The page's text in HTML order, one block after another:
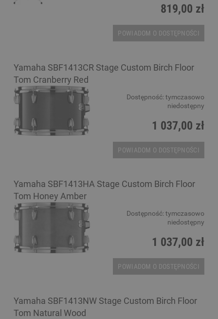
819,00 zł
POWIADOM O DOSTĘPNOŚCI
Yamaha SBF1413CR Stage Custom Birch Floor
Tom Cranberry Red
Dostępność: tymczasowo
niedostępny
1 037,00 zł
POWIADOM O DOSTĘPNOŚCI
Yamaha SBF1413HA Stage Custom Birch Floor
Tom Honey Amber
Dostępność: tymczasowo
niedostępny
1 037,00 zł
POWIADOM O DOSTĘPNOŚCI
Yamaha SBF1413NW Stage Custom Birch Floor
Tom Natural Wood